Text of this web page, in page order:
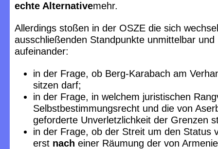
echte Alternativemehr.
Allerdings stoßen in der OSZE die sich
ausschließenden Standpunkte unmittelbar und
aufeinander:
in der Frage, ob Berg-Karabach am
sitzen darf;
in der Frage, in welchem juristischen
Selbstbestimmungsrecht und die von
geforderte Unverletzlichkeit der Grenzen
in der Frage, ob der Streit um den Status
erst nach einer Räumung der von